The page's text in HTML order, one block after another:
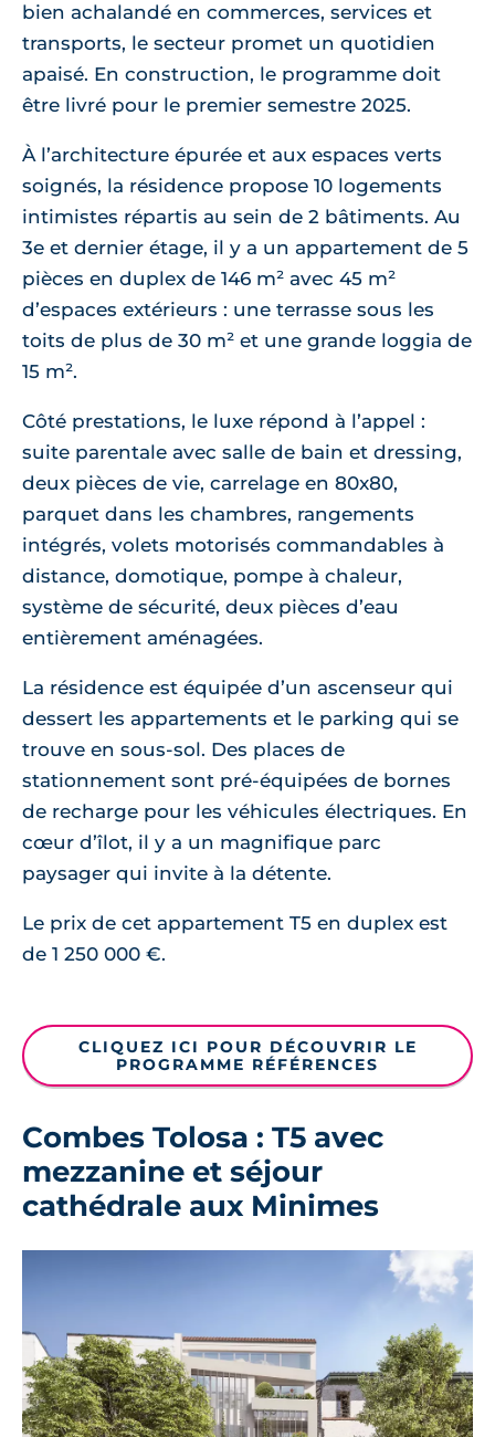
bien achalandé en commerces, services et
transports, le secteur promet un quotidien
apaisé. En construction, le programme doit
être livré pour le premier semestre 2025.
À l’architecture épurée et aux espaces verts
soignés, la résidence propose 10 logements
intimistes répartis au sein de 2 bâtiments. Au
3e et dernier étage, il y a un appartement de 5
pièces en duplex de 146 m² avec 45 m²
d’espaces extérieurs : une terrasse sous les
toits de plus de 30 m² et une grande loggia de
15 m².
Côté prestations, le luxe répond à l’appel :
suite parentale avec salle de bain et dressing,
deux pièces de vie, carrelage en 80x80,
parquet dans les chambres, rangements
intégrés, volets motorisés commandables à
distance, domotique, pompe à chaleur,
système de sécurité, deux pièces d’eau
entièrement aménagées.
La résidence est équipée d’un ascenseur qui
dessert les appartements et le parking qui se
trouve en sous-sol. Des places de
stationnement sont pré-équipées de bornes
de recharge pour les véhicules électriques. En
cœur d’îlot, il y a un magnifique parc
paysager qui invite à la détente.
Le prix de cet appartement T5 en duplex est
de 1 250 000 €.
CLIQUEZ ICI POUR DÉCOUVRIR LE
PROGRAMME RÉFÉRENCES
Combes Tolosa : T5 avec
mezzanine et séjour
cathédrale aux Minimes